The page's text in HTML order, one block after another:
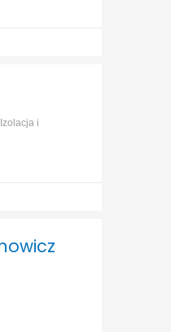
Izolacja i